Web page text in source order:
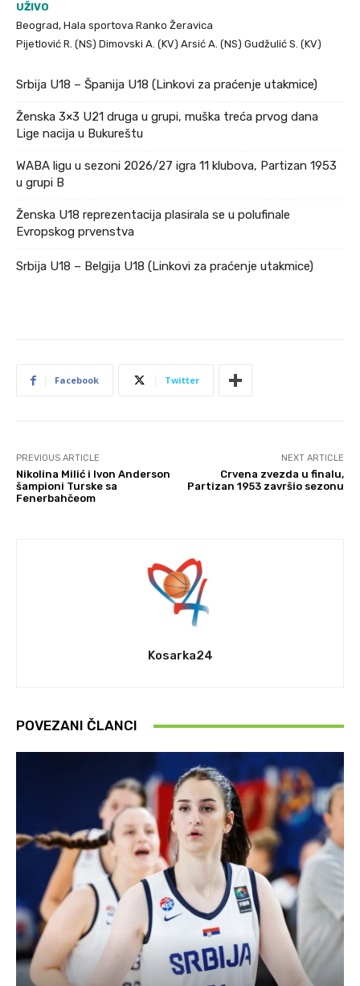
UŽIVO
Beograd, Hala sportova Ranko Žeravica
Pijetlović R. (NS) Dimovski A. (KV) Arsić A. (NS) Gudžulić S. (KV)
Srbija U18 – Španija U18 (Linkovi za praćenje utakmice)
Ženska 3×3 U21 druga u grupi, muška treća prvog dana
Lige nacija u Bukureštu
WABA ligu u sezoni 2026/27 igra 11 klubova, Partizan 1953
u grupi B
Ženska U18 reprezentacija plasirala se u polufinale
Evropskog prvenstva
Srbija U18 – Belgija U18 (Linkovi za praćenje utakmice)
Facebook Twitter
PREVIOUS ARTICLE
Nikolina Milić i Ivon Anderson
šampioni Turske sa
Fenerbahčeom
NEXT ARTICLE
Crvena zvezda u finalu,
Partizan 1953 završio sezonu
Kosarka24
POVEZANI ČLANCI